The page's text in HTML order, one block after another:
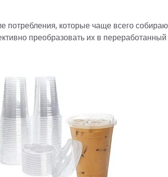
которые чаще всего
преобразовать их в переработанный